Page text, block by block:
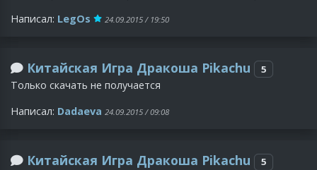
Написал: LegOs 24.09.2015 / 19:50
Китайская Игра Дракоша Pikachu 5
Только скачать не получается
Написал: Dadaeva 24.09.2015 / 09:08
Китайская Игра Дракоша Pikachu 5